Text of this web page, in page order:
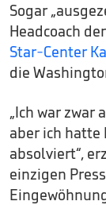
Sogar
Headcoach
Star-Center
die
„Ich war zwar
aber ich hatte
absolviert“,
einzigen